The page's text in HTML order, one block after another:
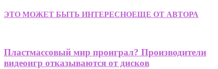
ЭТО МОЖЕТ БЫТЬ ИНТЕРЕСНОЕЩЕ ОТ АВТОРА
Пластмассовый мир проиграл? Производители
видеоигр отказываются от дисков